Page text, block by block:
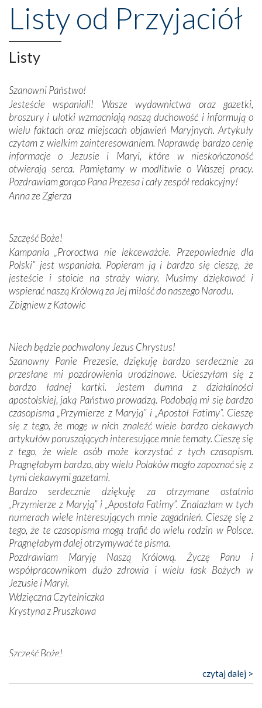
wznoszono na chwałę Bożą, na przykład – w podzięce za
Opatrznościową pomoc w wygranej bitwie o
niepodległość kraju. Zachwyt budziła potężna, a zarazem
misterna architektura tych monumentalnych dzieł,
wspaniałe zdobienia, dbałość ich twórców o detale,
budowniczych.
Podążyliśmy też śladami fatimskich wizjonerów – Łucji
dos Santos oraz świętych Hiacynty i Franciszka Marto.
Modliliśmy się przy ich grobach. Odprawiliśmy Drogę
Krzyżową w ich rodzinnych stronach, odwiedziliśmy
domy, w których żyli.
W miejscu objawień Matki Bożej zapaliliśmy świece
Podczas tej kilkudniowej wyprawy na każdym kroku
spotykaliśmy się z serdeczną otwartością
Portugalczyków. Podziwialiśmy ich ludową sztukę i
zwyczaje. Mimo że nasze kraje są od siebie bardzo
oddalone, w żaden sposób nie czuliśmy się obco.
Sprawiła to oczywiście sama Matka Boża, ale też
kulturowa bliskość biorąca swój początek w naszej
mieliśmy okazję przekonać się, że Maryja swoją opieką
otacza nie tylko nasz naród, lecz wszystkie nacje, które
się Jej ufnie oddają, a także każdą osobę, która zawierza
Jej siebie oraz swych bliskich.
Dzieje Portugalii to również historia wierności Bogu i
odstępstw, także w życiu władców. Trudne momenty w
wymiarze tak osobistym, jak i zbiorowym, przypominają o
konieczności ciągłego zabiegania o własną duszę i o łaskę
Opatrzności. Wierność przynosi pomyślność –
przynajmniej w życiu duchowym. Odstępstwo owocuje
nieszczęściem i śmiercią. Te uniwersalne prawdy
przychodziły na myśl, gdy słuchaliśmy opowieści
przewodników o portugalskich monarchach i wodzach,
zwycięskich bitwach i nieszczęśliwych losach grzesznych
kochanków.
Byli tym razem pośród Apostołów Fatimy reprezentanci
każdego spośród żyjących pokoleń. Najmłodszy uczestnik
liczył sobie 13 lat, zaś senior, pan Zdzisław – już 94.
Całe życie marzyłem, by tu przyjechać
Nasza pielgrzymka nie byłaby tak bogata w duchową treść
Oprócz zapewnienia nam możliwości codziennego
Listy od Przyjaciół
Listy
Szanowni Państwo!
Jesteście wspaniali! Wasze wydawnictwa oraz gazetki,
broszury i ulotki wzmacniają naszą duchowość i informują o
wielu faktach oraz miejscach objawień Maryjnych. Artykuły
czytam z wielkim zainteresowaniem. Naprawdę bardzo cenię
informacje o Jezusie i Maryi, które w nieskończoność
otwierają serca. Pamiętamy w modlitwie o Waszej pracy.
Pozdrawiam gorąco Pana Prezesa i cały zespół redakcyjny!
Anna ze Zgierza
Szczęść Boże!
Kampania „Proroctwa nie lekceważcie. Przepowiednie dla
Polski” jest wspaniała. Popieram ją i bardzo się cieszę, że
jesteście i stoicie na straży wiary. Musimy dziękować i
wspierać naszą Królową za Jej miłość do naszego Narodu.
Zbigniew z Katowic
Niech będzie pochwalony Jezus Chrystus!
Szanowny Panie Prezesie, dziękuję bardzo serdecznie za
przesłane mi pozdrowienia urodzinowe. Ucieszyłam się z
bardzo ładnej kartki. Jestem dumna z działalności
apostolskiej, jaką Państwo prowadzą. Podobają mi się bardzo
czasopisma „Przymierze z Maryją” i „Apostoł Fatimy”. Cieszę
się z tego, że mogę w nich znaleźć wiele bardzo ciekawych
artykułów poruszających interesujące mnie tematy. Cieszę się
z tego, że wiele osób może korzystać z tych czasopism.
Pragnęłabym bardzo, aby wielu Polaków mogło zapoznać się z
tymi ciekawymi gazetami.
Bardzo serdecznie dziękuję za otrzymane ostatnio
„Przymierze z Maryją” i „Apostoła Fatimy”. Znalazłam w tych
numerach wiele interesujących mnie zagadnień. Cieszę się z
tego, że te czasopisma mogą trafić do wielu rodzin w Polsce.
Pragnęłabym dalej otrzymywać te pisma.
Pozdrawiam Maryję Naszą Królową. Życzę Panu i
współpracownikom dużo zdrowia i wielu łask Bożych w
Jezusie i Maryi.
Wdzięczna Czytelniczka
Krystyna z Pruszkowa
Szczęść Boże!
Bardzo dziękuję za przysyłanie mi „Przymierza z Maryją”. Jest
to pismo, które bardzo sobie cenię i szanuję. Redagujecie
czytaj dalej >